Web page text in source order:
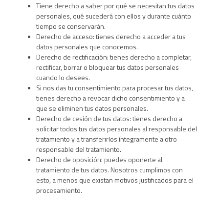
Tiene derecho a saber por qué se necesitan tus datos
personales, qué sucederá con ellos y durante cuánto
tiempo se conservarán.
Derecho de acceso: tienes derecho a acceder a tus
datos personales que conocemos.
Derecho de rectificación: tienes derecho a completar,
rectificar, borrar o bloquear tus datos personales
cuando lo desees.
Si nos das tu consentimiento para procesar tus datos,
tienes derecho a revocar dicho consentimiento y a
que se eliminen tus datos personales.
Derecho de cesión de tus datos: tienes derecho a
solicitar todos tus datos personales al responsable del
tratamiento y a transferirlos íntegramente a otro
responsable del tratamiento.
Derecho de oposición: puedes oponerte al
tratamiento de tus datos. Nosotros cumplimos con
esto, a menos que existan motivos justificados para el
procesamiento.